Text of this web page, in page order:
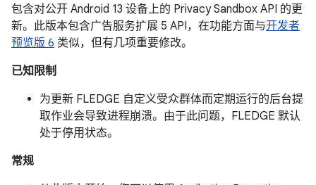
包含对公开 Android 13 设备上的 Privacy Sandbox API 的更
新。此版本包含广告服务扩展 5 API，在功能方面与开发者
预览版 6 类似，但有几项重要修改。
已知限制
为更新 FLEDGE 自定义受众群体而定期运行的后台提
取作业会导致进程崩溃。由于此问题，FLEDGE 默认
处于停用状态。
常规